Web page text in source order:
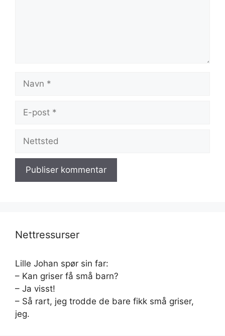
post
Nettressurser
Lille Johan spør sin far:
– Kan griser få små barn?
– Ja visst!
– Så rart, jeg trodde de bare fikk små griser,
jeg.